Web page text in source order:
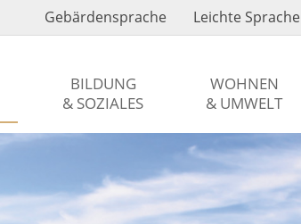
Gebärdensprache Leichte Sprache
BILDUNG
& SOZIALES
WOHNEN
& UMWELT